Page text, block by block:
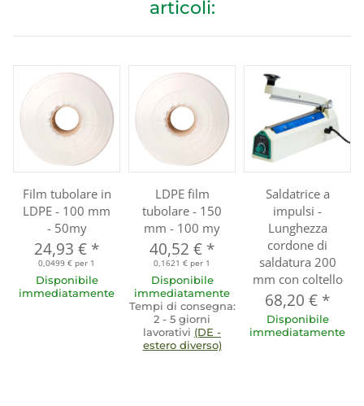
articoli:
Film tubolare in
LDPE - 100 mm
- 50my
24,93 € *
0,0499 € per 1
Disponibile
immediatamente
LDPE film
tubolare - 150
mm - 100 my
40,52 € *
0,1621 € per 1
Disponibile
immediatamente
Tempi di consegna:
2 - 5 giorni
lavorativi (DE -
estero diverso)
Saldatrice a
impulsi -
Lunghezza
cordone di
saldatura 200
mm con coltello
68,20 € *
Disponibile
immediatamente